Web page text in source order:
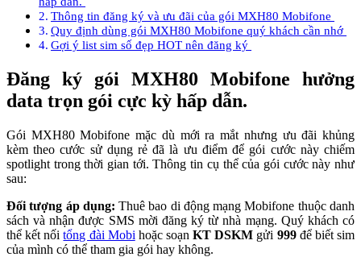
Thông tin đăng ký và ưu đãi của gói MXH80 Mobifone
Quy định dùng gói MXH80 Mobifone quý khách cần nhớ
Gợi ý list sim số đẹp HOT nên đăng ký
Đăng ký gói MXH80
Mobifone hưởng
data trọn gói cực kỳ hấp dẫn.
Gói MXH80 Mobifone mặc dù mới ra mắt nhưng ưu đãi khủng
kèm theo cước sử dụng rẻ đã là ưu điểm để gói cước này chiếm
spotlight trong thời gian tới. Thông tin cụ thể của gói cước này như
sau:
Đối tượng áp dụng: Thuê bao di động mạng Mobifone thuộc danh
sách và nhận được SMS mời đăng ký từ nhà mạng. Quý khách có
thể kết nốitổng đài Mobi hoặc soạn KT DSKM gửi 999để biết sim
của mình có thể tham gia gói hay không.